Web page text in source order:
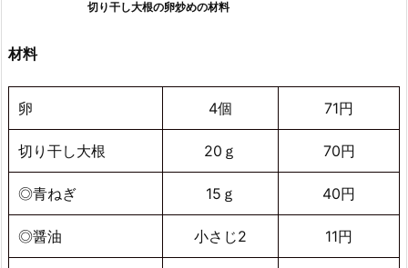
切り干し大根の卵炒めの材料
材料
卵 4個 71円
切り干し大根 20ｇ 70円
◎青ねぎ 15ｇ 40円
◎醤油 小さじ2 11円